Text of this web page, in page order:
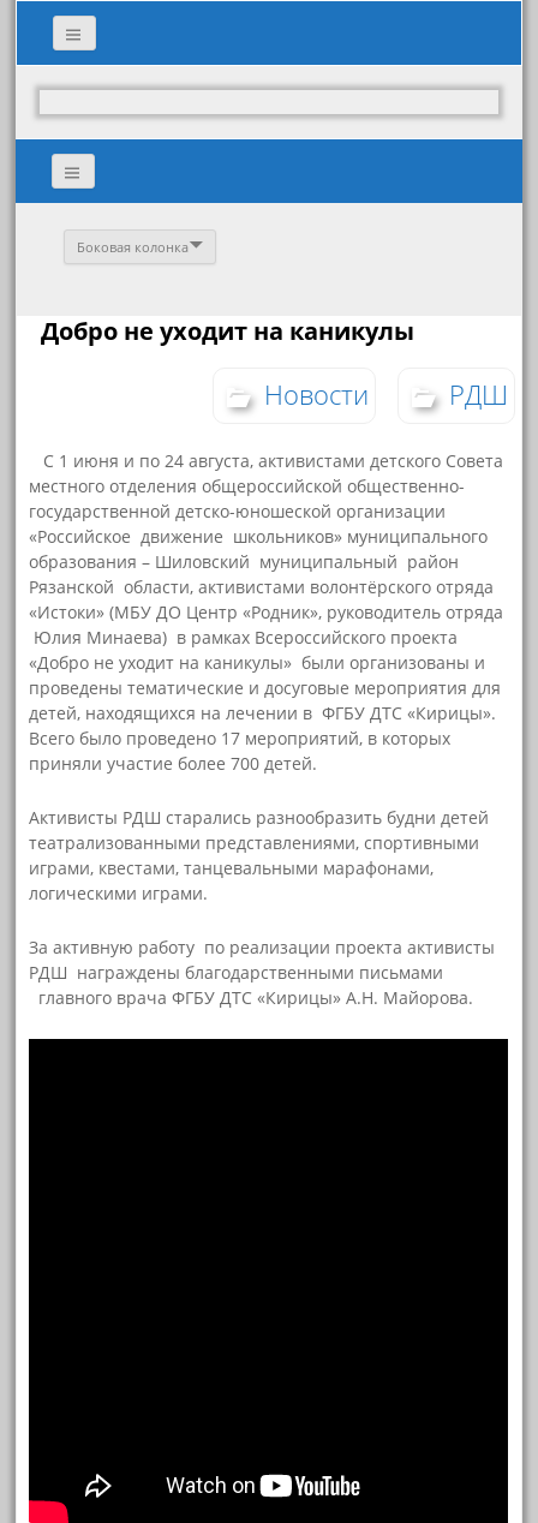
Боковая колонка
Добро не уходит на каникулы
Новости РДШ
С 1 июня и по 24 августа, активистами детского Совета
местного отделения общероссийской общественно-
государственной детско-юношеской организации
«Российское движение школьников» муниципального
образования – Шиловский муниципальный район
Рязанской области, активистами волонтёрского отряда
«Истоки» (МБУ ДО Центр «Родник», руководитель отряда
Юлия Минаева) в рамках Всероссийского проекта
«Добро не уходит на каникулы» были организованы и
проведены тематические и досуговые мероприятия для
детей, находящихся на лечении в ФГБУ ДТС «Кирицы».
Всего было проведено 17 мероприятий, в которых
приняли участие более 700 детей.
Активисты РДШ старались разнообразить будни детей
театрализованными представлениями, спортивными
играми, квестами, танцевальными марафонами,
логическими играми.
За активную работу по реализации проекта активисты
РДШ награждены благодарственными письмами
главного врача ФГБУ ДТС «Кирицы» А.Н. Майорова.